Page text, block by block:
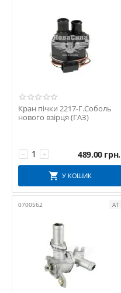
Кран пічки 2217-Г.Соболь
нового взірця (ГАЗ)
+
− 489.00 грн.
У КОШИК
0700562 АТ